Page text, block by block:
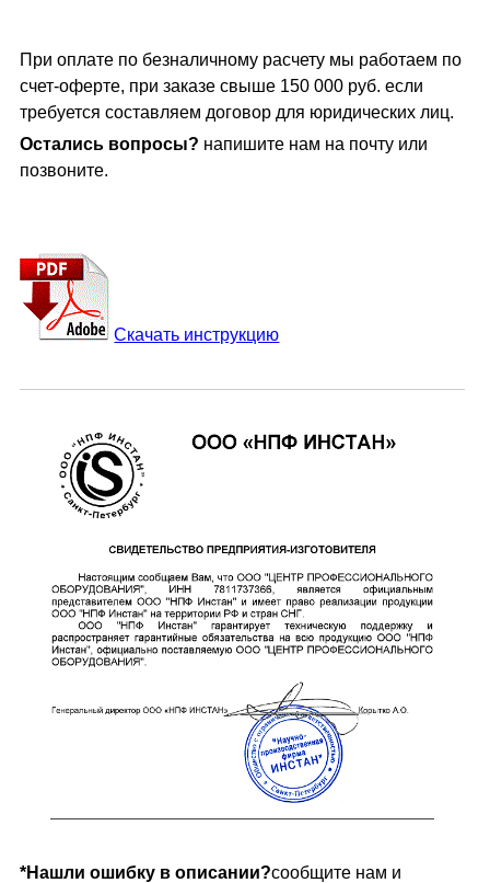
При оплате по безналичному расчету мы работаем по
счет-оферте, при заказе свыше 150 000 руб. если
требуется составляем договор для юридических лиц.
Остались вопросы? напишите нам на почту или
позвоните.
Скачать инструкцию
*Нашли ошибку в описании?сообщите нам и